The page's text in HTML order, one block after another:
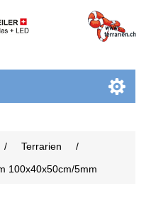
/ Terrarien
/
100x40x50cm/5mm